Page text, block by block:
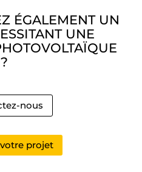
ÉGALEMENT UN
UNE
?
nous
projet